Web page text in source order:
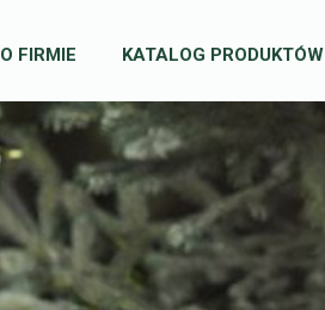
O FIRMIE KATALOG PRODUKTÓW